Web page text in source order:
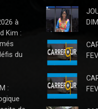
:
autour
Depuis
Antoine
de
mettra
une
à
Kim :
du
: